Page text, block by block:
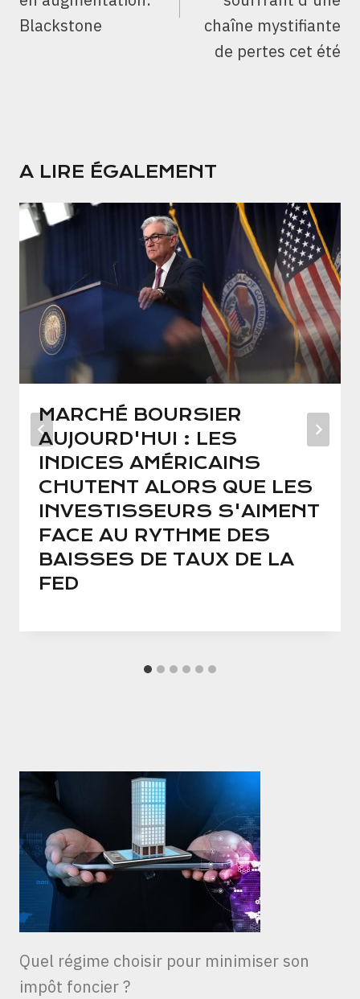
Blackstone
chaîne mystifiante
de pertes cet été
A LIRE ÉGALEMENT
MARCHÉ BOURSIER
AUJOURD'HUI : LES
INDICES AMÉRICAINS
CHUTENT ALORS QUE LES
INVESTISSEURS S'AIMENT
FACE AU RYTHME DES
BAISSES DE TAUX DE LA
FED
Quel régime choisir pour minimiser son
impôt foncier ?